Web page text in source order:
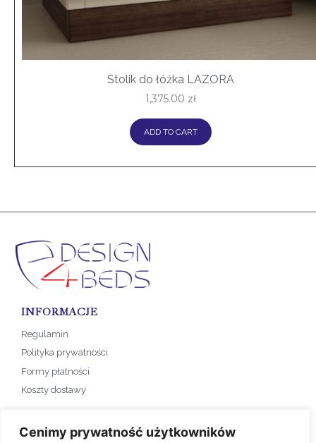
Cenimy prywatność użytkowników
Stolik do łóżka LAZORA
1,375.00 zł
ADD TO CART
INFORMACJE
Regulamin
Polityka prywatności
Formy płatności
Koszty dostawy
SKLEP